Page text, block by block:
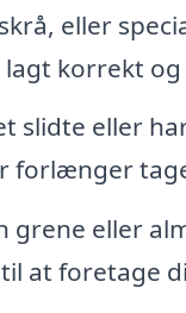
eller
korrekt
slidte eller
forlænger
grene eller
at foretage